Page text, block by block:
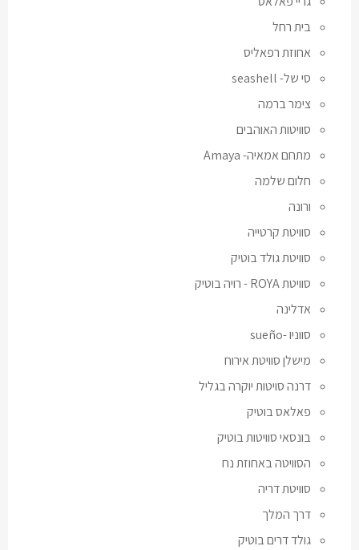
בית רחל
אחוזת רפאליס
סי של- seashell
צימר ברמה
סוויטות האוהבים
מתחם אמאיה- Amaya
חלום שלמה
ורונה
סוויטת קרטייה
סוויטת גולד בוטיק
סוויטת ROYA - רויה בוטיק
אדלינה
סווניו -sueño
מישלן סוויטת אירוח
דרנה סויטות יוקרה בגליל
פאלאס בוטיק
בונסאי סוויטות בוטיק
הסוויטה באחוזת נח
סוויטת דריה
דרך המלך
גולד דרים בוטיק